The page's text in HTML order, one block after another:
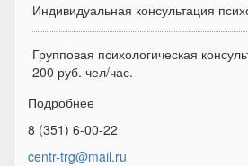
Индивидуальная консультация
Групповая психологическая
200 руб. чел/час.
Подробнее
8 (351) 6-00-22
centr-trg@mail.ru